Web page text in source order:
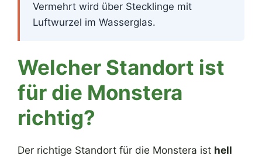
Vermehrt wird über Stecklinge mit
Luftwurzel im Wasserglas.
Welcher Standort ist
für die Monstera
richtig?
Der richtige Standort für die Monstera ist hell